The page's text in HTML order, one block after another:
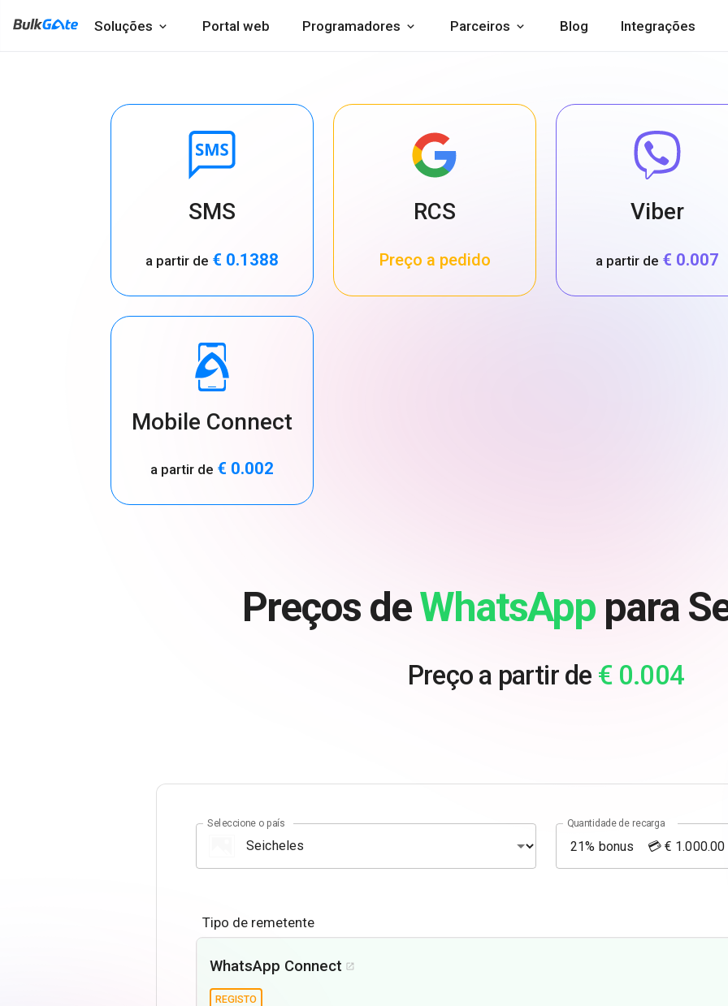
Soluções Portal web Programadores Parceiros Blog Integrações
SMS
a partir de € 0.1388
RCS
Preço a pedido
Viber
a partir de € 0.007
Mobile Connect
a partir de € 0.002
Preços deWhatsApppara
Preço a partir de € 0.004
Seleccione o país Quantidade de recarga
Tipo de remetente
WhatsApp Connect 
REGISTO